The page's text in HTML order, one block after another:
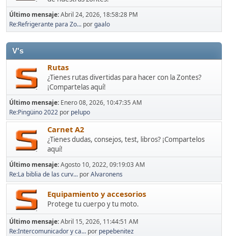
Último mensaje:Abril 24, 2026, 18:58:28 PM
Re:Refrigerante para Zo... porgaalo
V's
Rutas
¿Tienes rutas divertidas para hacer con la Zontes?
¡Compartelas aquí!
Último mensaje: Enero 08, 2026, 10:47:35 AM
Re:Pingüino 2022 por pelupo
Carnet A2
¿Tienes dudas, consejos, test, libros? ¡Compartelos
aquí!
Último mensaje:Agosto 10, 2022, 09:19:03 AM
Re:La biblia de las curv... porAlvaronens
Equipamiento y accesorios
Protege tu cuerpo y tu moto.
Último mensaje:Abril 15, 2026, 11:44:51 AM
Re:Intercomunicador y ca... por pepebenitez